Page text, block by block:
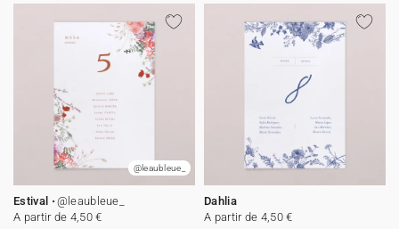
@leaubleue_
Estival
@leaubleue_
A partir de 4,50 €
Dahlia
A partir de 4,50 €